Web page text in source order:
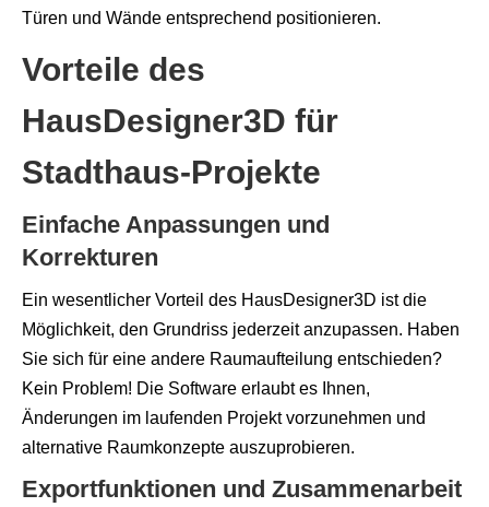
Türen und Wände entsprechend positionieren.
Vorteile des
HausDesigner3D für
Stadthaus-Projekte
Einfache Anpassungen und
Korrekturen
Ein wesentlicher Vorteil des HausDesigner3D ist die
Möglichkeit, den Grundriss jederzeit anzupassen. Haben
Sie sich für eine andere Raumaufteilung entschieden?
Kein Problem! Die Software erlaubt es Ihnen,
Änderungen im laufenden Projekt vorzunehmen und
alternative Raumkonzepte auszuprobieren.
Exportfunktionen und Zusammenarbeit